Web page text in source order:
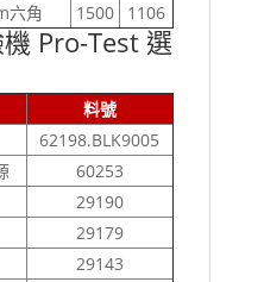
六角
1500
1106
Pro-Test 選
料號
62198.BLK9005
60253
29190
29179
29143